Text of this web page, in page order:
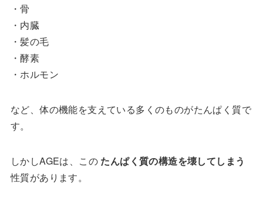
・骨
・内臓
・髪の毛
・酵素
・ホルモン
など、体の機能を支えている多くのものがたんぱく質で
す。
しかしAGEは、この たんぱく質の構造を壊してしまう
性質があります。